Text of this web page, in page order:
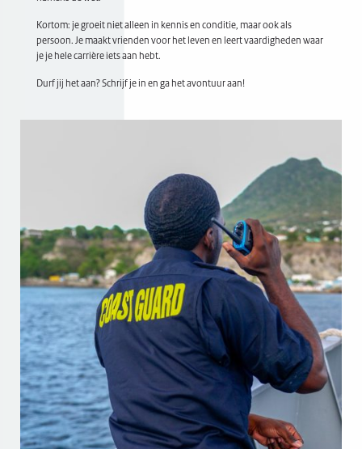
Kortom: je groeit niet alleen in kennis en conditie, maar ook als
persoon. Je maakt vrienden voor het leven en leert vaardigheden waar
je je hele carrière iets aan hebt.
Durf jij het aan? Schrijf je in en ga het avontuur aan!